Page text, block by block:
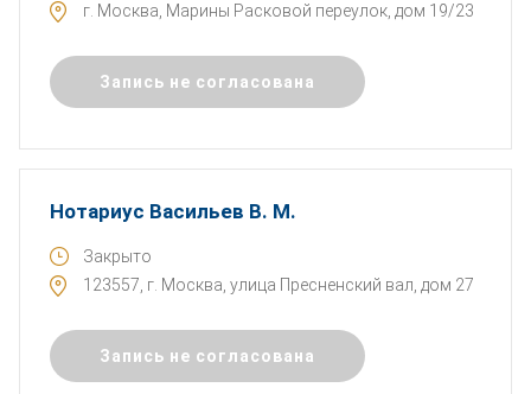
г. Москва, Марины Расковой переулок, дом 19/23
Запись не согласована
Нотариус Васильев В. М.
Закрыто
123557, г. Москва, улица Пресненский вал, дом 27
Запись не согласована